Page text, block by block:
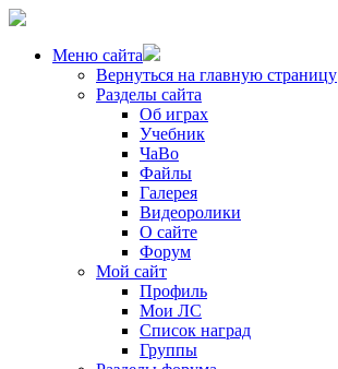
Меню сайта
Вернуться на главную страницу
Разделы сайта
Об играх
Учебник
ЧаВо
Файлы
Галерея
Видеоролики
О сайте
Форум
Мой сайт
Профиль
Мои ЛС
Список наград
Группы